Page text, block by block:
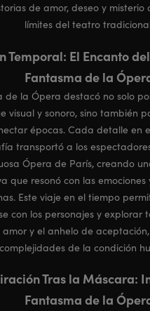
de amor, deseo y misterio
límites del teatro
Temporal: El Encanto
Fantasma de la
de la Ópera destacó no solo
visual y sonoro, sino también
épocas. Cada detalle en
transportó a los
Ópera de París, creando
que resonó con las
Este viaje en el tiempo
con los personajes y explorar
amor y el anhelo de
complejidades de la condición
Tras la Máscara:
Fantasma de la